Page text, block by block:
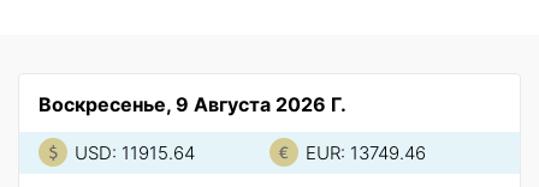
Воскресенье, 9 Августа 2026 Г.
USD: 11915.64 EUR: 13749.46